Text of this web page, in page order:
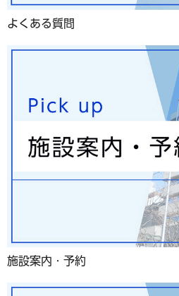
よくある質問
施設案内・予約